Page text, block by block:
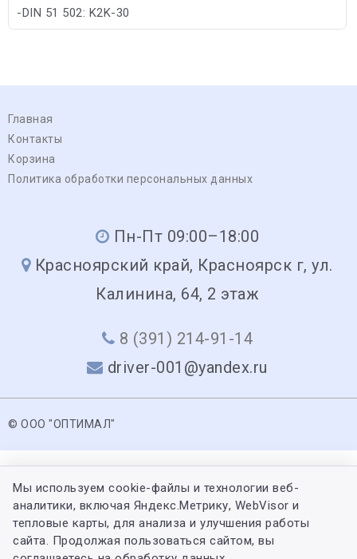
-DIN 51 502: K2K-30
Главная
Контакты
Корзина
Политика обработки персональных данных
Пн-Пт 09:00–18:00
Красноярский край, Красноярск г, ул.
Калинина, 64, 2 этаж
8 (391) 214-91-14
driver-001@yandex.ru
© ООО "ОПТИМАЛ"
Мы используем cookie-файлы и технологии веб-
аналитики, включая Яндекс.Метрику, WebVisor и
тепловые карты, для анализа и улучшения работы
сайта. Продолжая пользоваться сайтом, вы